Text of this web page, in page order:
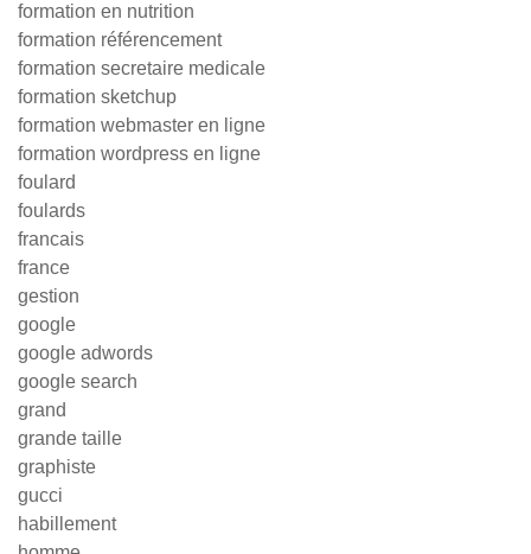
formation en nutrition
formation référencement
formation secretaire medicale
formation sketchup
formation webmaster en ligne
formation wordpress en ligne
foulard
foulards
francais
france
gestion
google
google adwords
google search
grand
grande taille
graphiste
gucci
habillement